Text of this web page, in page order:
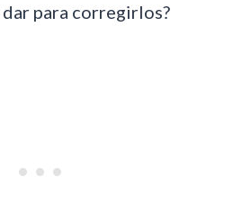
para corregirlos?